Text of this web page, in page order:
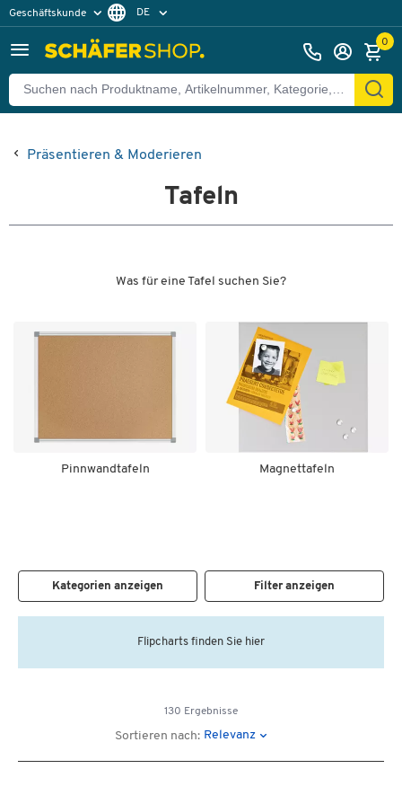
Geschäftskunde DE
0
Präsentieren & Moderieren
Tafeln
Was für eine Tafel suchen Sie?
Pinnwandtafeln Magnettafeln
Kategorien anzeigen Filter anzeigen
Flipcharts finden Sie hier
130 Ergebnisse
Sortieren nach: Relevanz